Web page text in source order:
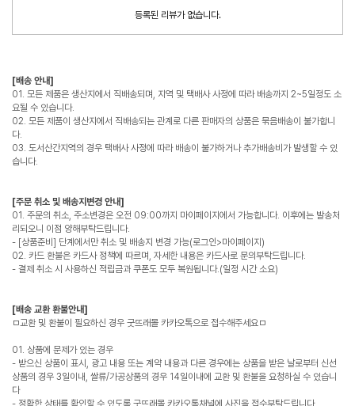
등록된 리뷰가 없습니다.
[배송 안내]
01. 모든 제품은 생산지에서 직배송되며, 지역 및 택배사 사정에 따라 배송까지 2~5일정도 소
요될 수 있습니다.
02. 모든 제품이 생산지에서 직배송되는 관계로 다른 판매자의 상품은 묶음배송이 불가합니
다.
03. 도서산간지역의 경우 택배사 사정에 따라 배송이 불가하거나 추가배송비가 발생할 수 있
습니다.
[주문 취소 및 배송지변경 안내]
01. 주문의 취소, 주소변경은 오전 09:00까지 마이페이지에서 가능합니다. 이후에는 발송처
리되오니 이점 양해부탁드립니다.
- [상품준비] 단계에서만 취소 및 배송지 변경 가능(로그인>마이페이지)
02. 카드 환불은 카드사 정책에 따르며, 자세한 내용은 카드사로 문의부탁드립니다.
- 결제 취소 시 사용하신 적립금과 쿠폰도 모두 복원됩니다.(일정 시간 소요)
[배송 교환 환불안내]
ㅁ교환 및 환불이 필요하신 경우 굿뜨래몰 카카오톡으로 접수해주세요ㅁ
01. 상품에 문제가 있는 경우
- 받으신 상품이 표시, 광고 내용 또는 계약 내용과 다른 경우에는 상품을 받은 날로부터 신선
상품의 경우 3일이내, 쌀류/가공상품의 경우 14일이내에 교환 및 환불을 요청하실 수 있습니
다
- 정확한 상태를 확인할 수 있도록 굿뜨래몰 카카오톡채널에 사진을 접수부탁드립니다.